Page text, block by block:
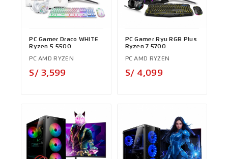
PC Gamer Draco WHITE
Ryzen 5 5500
PC AMD RYZEN
S/ 3,599
PC Gamer Ryu RGB Plus
Ryzen 7 5700
PC AMD RYZEN
S/ 4,099